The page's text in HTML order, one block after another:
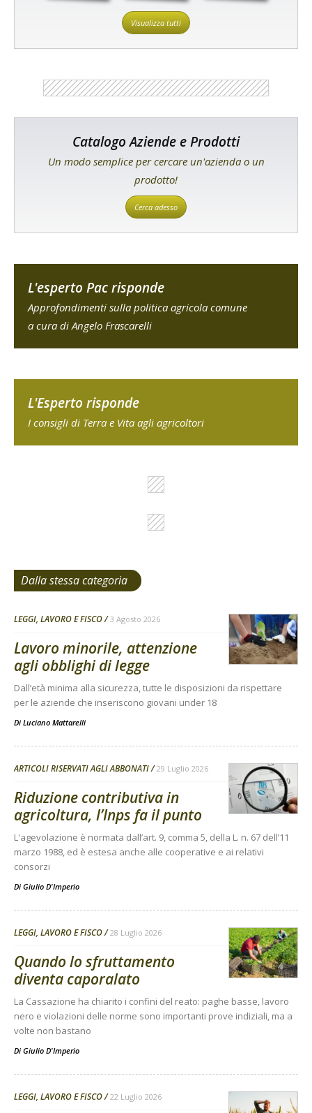
Visualizza tutti
Catalogo Aziende e Prodotti
Un modo semplice per cercare un'azienda o un
prodotto!
Cerca adesso
L'esperto Pac risponde
Approfondimenti sulla politica agricola comune
a cura di Angelo Frascarelli
L'Esperto risponde
I consigli di Terra e Vita agli agricoltori
Dalla stessa categoria
LEGGI, LAVORO E FISCO 3 Agosto 2026
Lavoro minorile, attenzione
agli obblighi di legge
Dall’età minima alla sicurezza, tutte le disposizioni da rispettare
per le aziende che inseriscono giovani under 18
Di Luciano Mattarelli
ARTICOLI RISERVATI AGLI ABBONATI 29 Luglio 2026
Riduzione contributiva in
agricoltura, l’Inps fa il punto
L'agevolazione è normata dall’art. 9, comma 5, della L. n. 67 dell’11
marzo 1988, ed è estesa anche alle cooperative e ai relativi
consorzi
Di Giulio D'Imperio
LEGGI, LAVORO E FISCO 28 Luglio 2026
Quando lo sfruttamento
diventa caporalato
La Cassazione ha chiarito i confini del reato: paghe basse, lavoro
nero e violazioni delle norme sono importanti prove indiziali, ma a
volte non bastano
Di Giulio D'Imperio
LEGGI, LAVORO E FISCO 22 Luglio 2026